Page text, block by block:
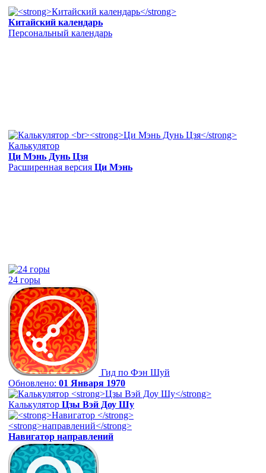
Китайский календарь
Персональный календарь
Калькулятор
Ци Мэнь Дунь Цзя
Расширенная версия Ци Мэнь
24 горы
Гид по Фэн Шуй
Обновлено: 01 Января 1970
Калькулятор Цзы Вэй Доу Шу
Навигатор направлений